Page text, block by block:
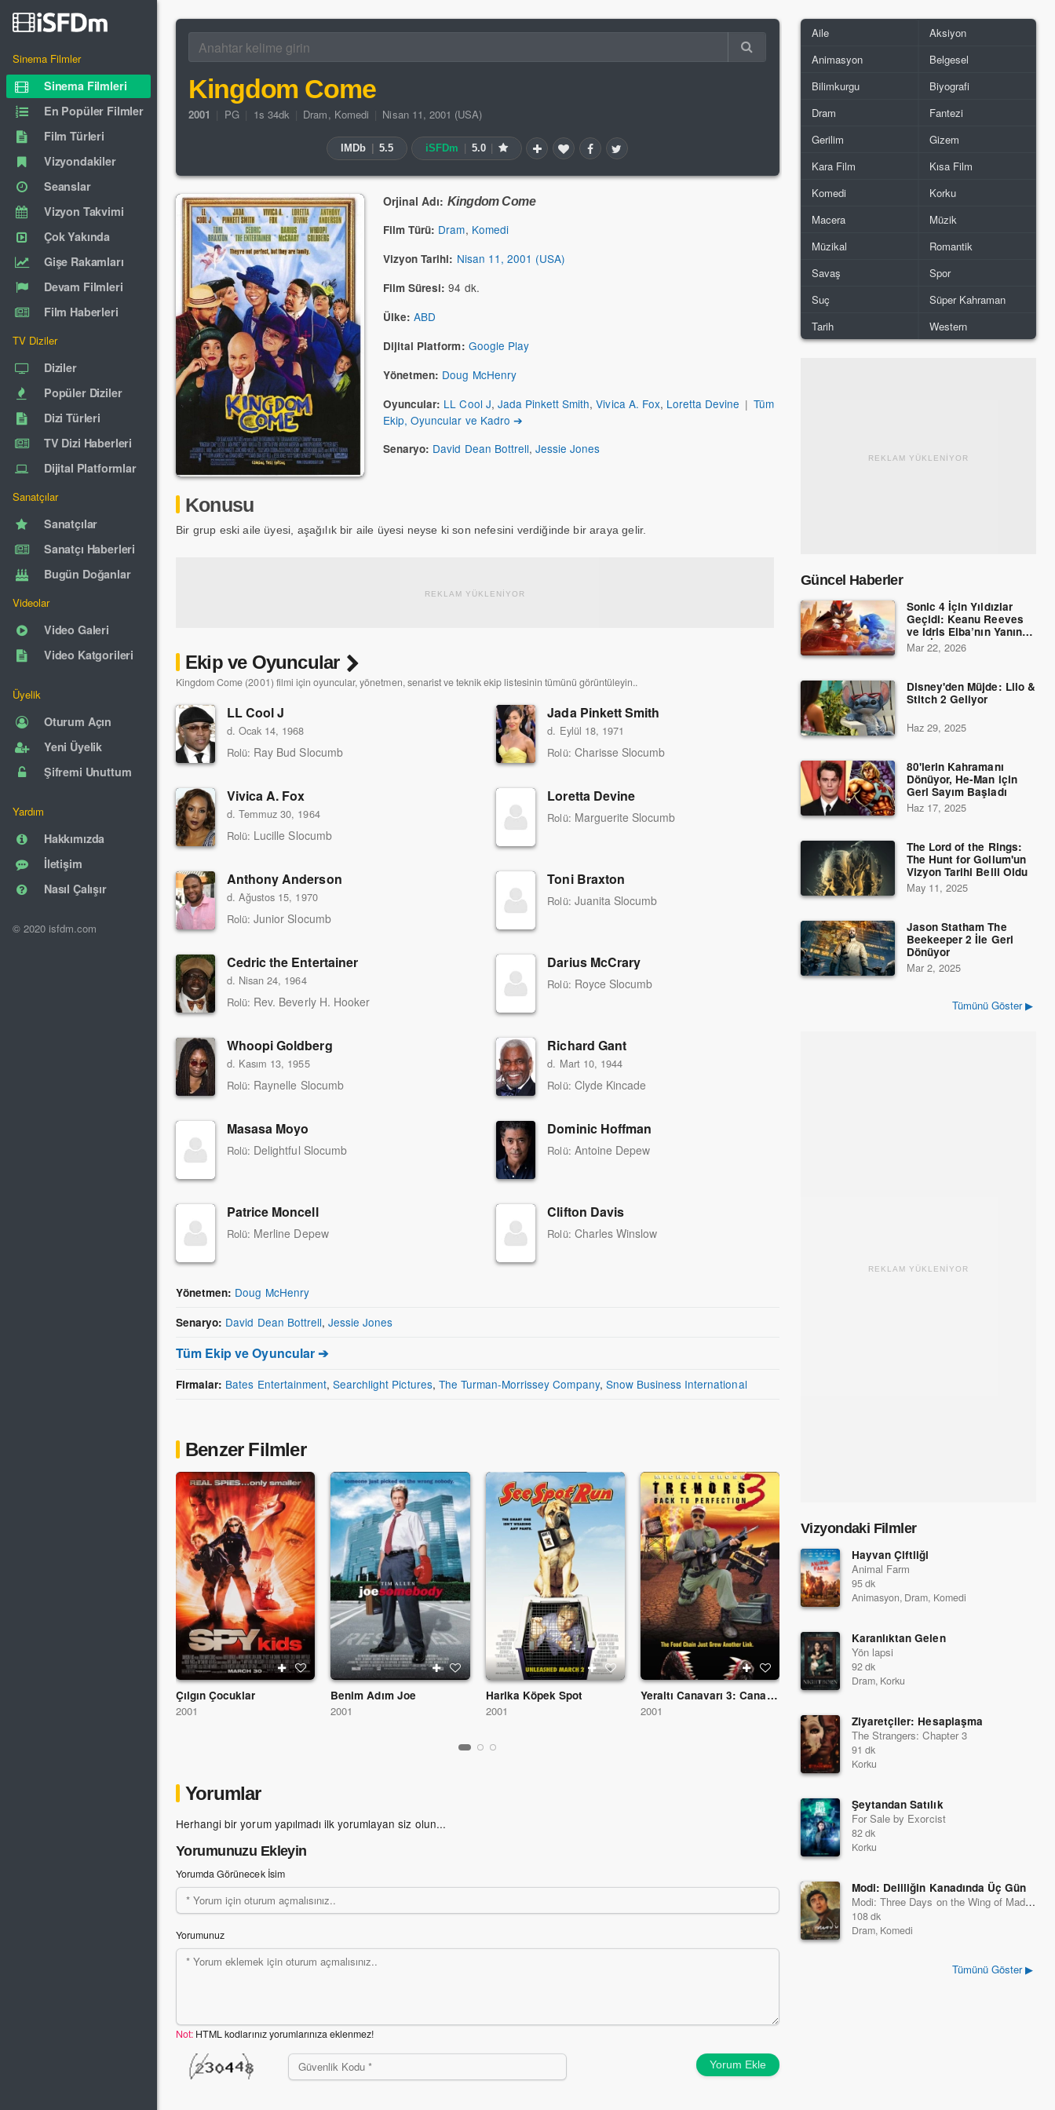
Sinema Filmler
Sinema Filmleri
En Popüler Filmler
Film Türleri
Vizyondakiler
Seanslar
Vizyon Takvimi
Çok Yakında
Gişe Rakamları
Devam Filmleri
Film Haberleri
TV Diziler
Diziler
Popüler Diziler
Dizi Türleri
TV Dizi Haberleri
Dijital Platformlar
Sanatçılar
Sanatçılar
Sanatçı Haberleri
Bugün Doğanlar
Videolar
Video Galeri
Video Katgorileri
Üyelik
Oturum Açın
Yeni Üyelik
Şifremi Unuttum
Yardım
Hakkımızda
İletişim
Nasıl Çalışır
© 2020 isfdm.com
Kingdom Come
2001 PG 1s 34dk Dram, Komedi Nisan 11, 2001 (USA)
IMDb 5.5 iSFDm 5.0
Orjinal Adı: Kingdom Come
Film Türü: Dram, Komedi
Vizyon Tarihi: Nisan 11, 2001 (USA)
Film Süresi: 94 dk.
Ülke: ABD
Dijital Platform: Google Play
Yönetmen: Doug McHenry
Oyuncular: LL Cool J, Jada Pinkett Smith,Vivica A. Fox, Loretta Devine | Tüm
Ekip, Oyuncular ve Kadro ➔
Senaryo: David Dean Bottrell, Jessie Jones
Konusu
Bir grup eski aile üyesi, aşağılık bir aile üyesi neyse ki son nefesini verdiğinde bir araya gelir.
REKLAM YÜKLENİYOR
Ekip ve Oyuncular
Kingdom Come (2001) filmi için oyuncular, yönetmen, senarist ve teknik ekip listesinin tümünü görüntüleyin..
LL Cool J
d. Ocak 14, 1968
Rolü: Ray Bud Slocumb
Jada Pinkett Smith
d. Eylül 18, 1971
Rolü: Charisse Slocumb
Vivica A. Fox
d. Temmuz 30, 1964
Rolü: Lucille Slocumb
Loretta Devine
Rolü: Marguerite Slocumb
Anthony Anderson
d. Ağustos 15, 1970
Rolü: Junior Slocumb
Toni Braxton
Rolü: Juanita Slocumb
Cedric the Entertainer
d. Nisan 24, 1964
Rolü: Rev. Beverly H. Hooker
Darius McCrary
Rolü: Royce Slocumb
Whoopi Goldberg
d. Kasım 13, 1955
Rolü: Raynelle Slocumb
Richard Gant
d. Mart 10, 1944
Rolü: Clyde Kincade
Masasa Moyo
Rolü: Delightful Slocumb
Dominic Hoffman
Rolü: Antoine Depew
Patrice Moncell
Rolü: Merline Depew
Clifton Davis
Rolü: Charles Winslow
Yönetmen: Doug McHenry
Senaryo: David Dean Bottrell, Jessie Jones
Tüm Ekip ve Oyuncular ➔
Firmalar: Bates Entertainment,Searchlight Pictures, The Turman-Morrissey Company, Snow Business International
Benzer Filmler
Çılgın Çocuklar
2001
Benim Adım Joe
2001
Harika Köpek Spot
2001
Yeraltı Canavarı 3: Canavarın Dönüşü
2001
Kediler ve Köpekler
2001
Yorumlar
Herhangi bir yorum yapılmadı ilk yorumlayan siz olun...
Yorumunuzu Ekleyin
Yorumda Görünecek İsim
Yorumunuz
Not: HTML kodlarınız yorumlarınıza eklenmez!
Yorum Ekle
Aile
Aksiyon
Animasyon
Belgesel
Bilimkurgu
Biyografi
Dram
Fantezi
Gerilim
Gizem
Kara Film
Kısa Film
Komedi
Korku
Macera
Müzik
Müzikal
Romantik
Savaş
Spor
Suç
Süper Kahraman
Tarih
Western
REKLAM YÜKLENİYOR
Güncel Haberler
Sonic 4 İçin Yıldızlar
Geçidi: Keanu Reeves
ve Idris Elba’nın Yanına
Dev İsimler Katıldı!
Mar 22, 2026
Disney'den Müjde: Lilo &
Stitch 2 Geliyor
Haz 29, 2025
80'lerin Kahramanı
Dönüyor, He-Man için
Geri Sayım Başladı
Haz 17, 2025
The Lord of the Rings:
The Hunt for Gollum'un
Vizyon Tarihi Belli Oldu
May 11, 2025
Jason Statham The
Beekeeper 2 İle Geri
Dönüyor
Mar 2, 2025
Tümünü Göster ▶
REKLAM YÜKLENİYOR
Vizyondaki Filmler
Hayvan Çiftliği
Animal Farm
95 dk
Animasyon, Dram, Komedi
Karanlıktan Gelen
Yön lapsi
92 dk
Dram, Korku
Ziyaretçiler: Hesaplaşma
The Strangers: Chapter 3
91 dk
Korku
Şeytandan Satılık
For Sale by Exorcist
82 dk
Korku
Modi: Deliliğin Kanadında Üç Gün
Modi: Three Days on the Wing of Madness
108 dk
Dram, Komedi
Tümünü Göster ▶